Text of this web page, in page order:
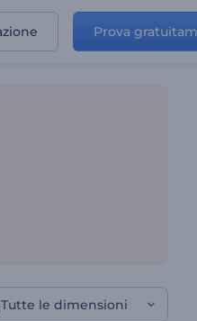
Prova
Tutte le dimensioni